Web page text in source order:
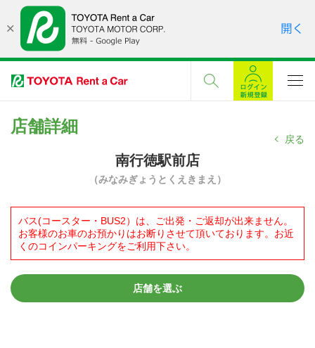
店舗詳細
戻る
南行徳駅前店
（みなみぎょうとくえきまえ）
バス(コースター・BUS2）は、ご出発・ご返却が出来ません。
お客様のお車のお預かりはお断りさせて頂いております。お近
くのコインパーキングをご利用下さい。
店舗を選ぶ